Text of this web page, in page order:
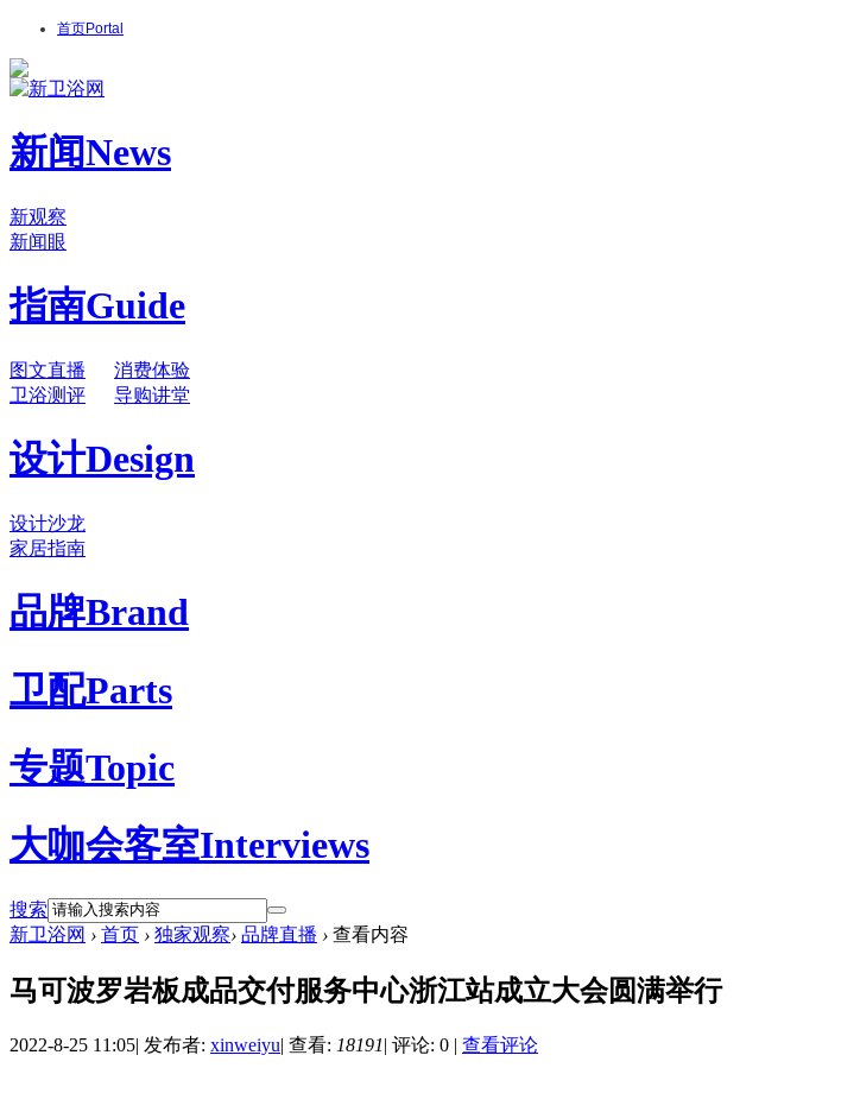
首页Portal
新闻News
新观察
新闻眼
指南Guide
图文直播
消费体验
卫浴测评
导购讲堂
设计Design
设计沙龙
家居指南
品牌Brand
卫配Parts
专题Topic
大咖会客室Interviews
搜索
新卫浴网 › 首页 › 独家观察› 品牌直播 › 查看内容
马可波罗岩板成品交付服务中心浙江站成立大会圆满举行
2022-8-25 11:05| 发布者: xinweiyu| 查看: 18191| 评论: 0 | 查看评论